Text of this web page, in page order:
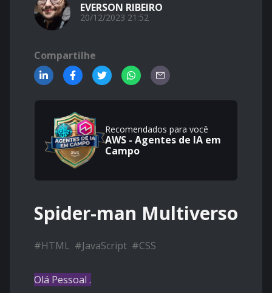
EVERSON RIBEIRO
20/12/2023 21:52
Compartilhe
Recomendados para você
AWS - Agentes de IA em
Campo
Spider-man Multiverso
#HTML #JavaScript #CSS
Olá Pessoal .